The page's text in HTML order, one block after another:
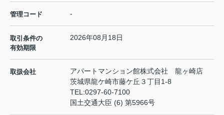
管理コード -
取引条件の
有効期限
2026年08月18日
取扱会社
アパートマンション館株式会社 龍ヶ崎店
茨城県龍ケ崎市藤ケ丘３丁目1-8
TEL:0297-60-7100
国土交通大臣 (6) 第5966号